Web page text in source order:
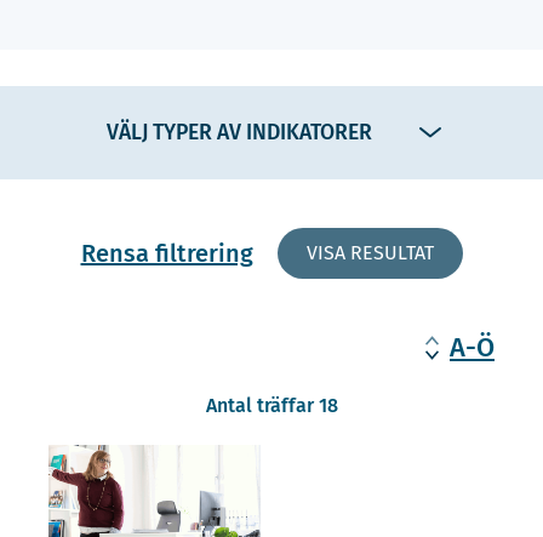
VÄLJ TYPER AV INDIKATORER
Rensa filtrering VISA RESULTAT
A-Ö
Antal träffar 18